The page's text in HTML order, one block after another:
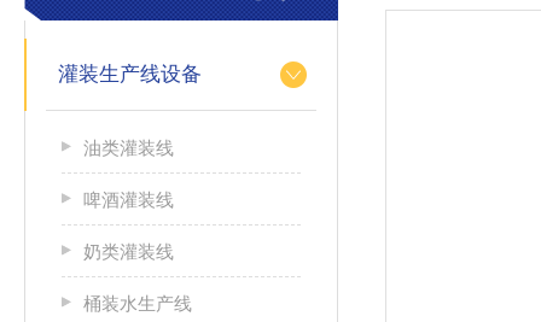
灌装生产线设备
油类灌装线
啤酒灌装线
奶类灌装线
桶装水生产线